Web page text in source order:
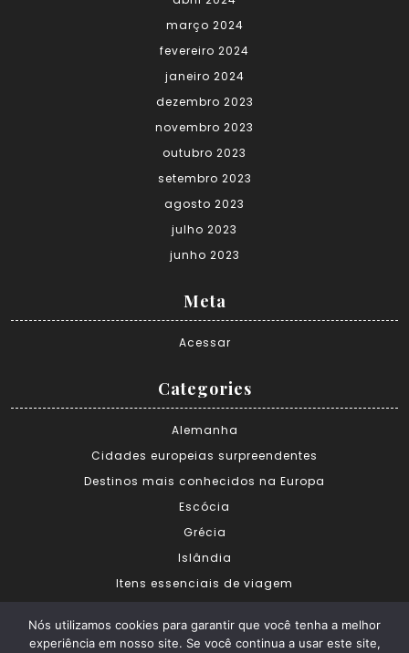
março 2024
fevereiro 2024
janeiro 2024
dezembro 2023
novembro 2023
outubro 2023
setembro 2023
agosto 2023
julho 2023
junho 2023
Meta
Acessar
Categories
Alemanha
Cidades europeias surpreendentes
Destinos mais conhecidos na Europa
Escócia
Grécia
Islândia
Itens essenciais de viagem
Tudo sobre a Europa
Nós utilizamos cookies para garantir que você tenha a melhor
experiência em nosso site. Se você continua a usar este site,